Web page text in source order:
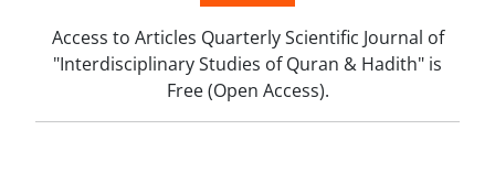
Access to Articles Quarterly Scientific Journal of
"Interdisciplinary Studies of Quran & Hadith" is
Free (Open Access).